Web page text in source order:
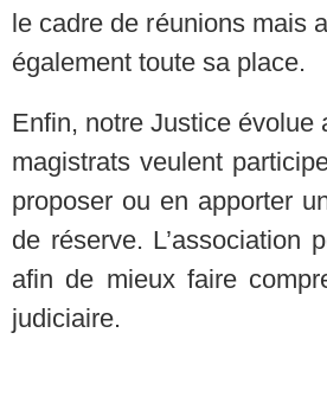
le cadre de réunions mais
également toute sa place.
Enfin, notre Justice évolue
magistrats veulent
proposer ou en apporter
de réserve. L’association
afin de mieux faire
judiciaire.